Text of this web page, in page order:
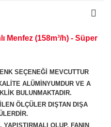
Menfez (158m³/h) - Süper
SEÇENEĞİ MEVCUTTUR
ALÜMİNYUMDUR VE A
BULUNMAKTADIR.
ÖLÇÜLER DIŞTAN DIŞA
YAPIŞTIRMALI OLUP, FANIN